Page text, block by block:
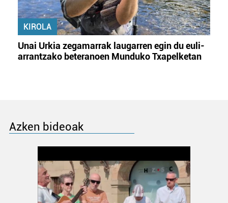
KIROLA
Unai Urkia zegamarrak laugarren egin du euli-
arrantzako beteranoen Munduko Txapelketan
Azken bideoak